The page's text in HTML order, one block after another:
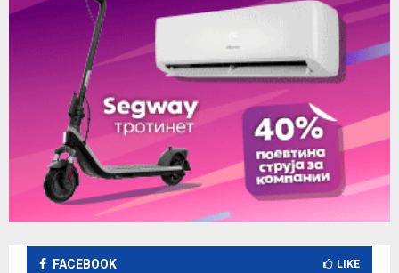
FACEBOOK LIKE